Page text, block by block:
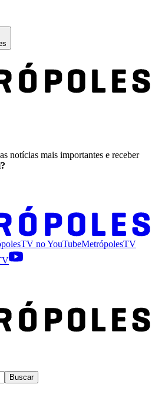
notícias mais importantes e receber
noYouTubeMetrópolesTV
Buscar